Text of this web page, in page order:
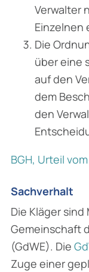
Verwalter
Einzelnen
Die
über eine
auf den
dem
den
BGH, Urteil
Sachverhalt
Die Kläger
Gemeinschaft
(GdWE). Die
Zuge einer